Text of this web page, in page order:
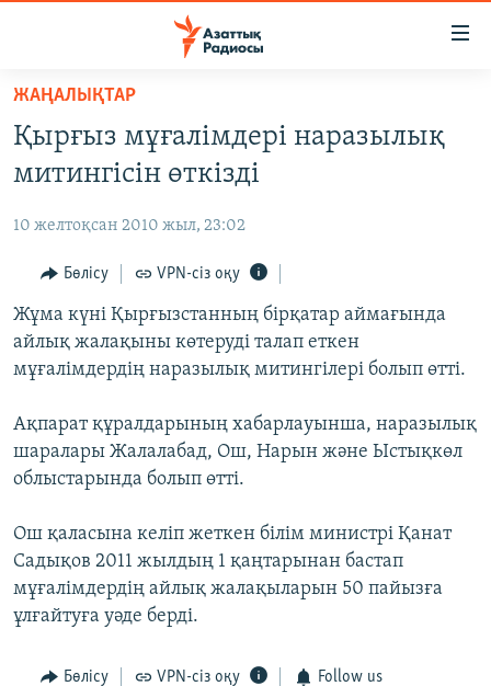
Skip
main
content
to
Navigation
Skip
to
Search
САЯСАТ
ҚАҢТАР ОҚИҒАСЫ
АДАМ ҚҰҚЫҚТАРЫ
ӘЛЕУМЕТ
ӘЛЕМ
Русский
Басқа тілдерде
ЖАҢАЛЫҚТАР
Қырғыз мұғалімдері наразылық
митингісін өткізді
10 желтоқсан 2010 жыл, 23:02
Бөлісу VPN-сіз оқу
Жұма күні Қырғызстанның бірқатар аймағында
айлық жалақыны көтеруді талап еткен
мұғалімдердің наразылық митингілері болып өтті.
Ақпарат құралдарының хабарлауынша, наразылық
шаралары Жалалабад, Ош, Нарын және Ыстықкөл
облыстарында болып өтті.
Ош қаласына келіп жеткен білім министрі Қанат
Садықов 2011 жылдың 1 қаңтарынан бастап
мұғалімдердің айлық жалақыларын 50 пайызға
ұлғайтуға уәде берді.
Бөлісу VPN-сіз оқу Follow us